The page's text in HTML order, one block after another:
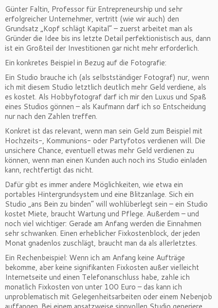
Günter Faltin, Professor für Entrepreneurship und sehr
erfolgreicher Unternehmer, vertritt (wie wir auch) den
Grundsatz „Kopf schlägt Kapital“ – zuerst arbeitet man als
Gründer die Idee bis ins letzte Detail perfektionistisch aus, dann
ist ein Großteil der Investitionen gar nicht mehr erforderlich.
Ein konkretes Beispiel in Bezug auf die Fotografie:
Ein Studio brauche ich (als selbstständiger Fotograf) nur, wenn
ich mit diesem Studio letztlich deutlich mehr Geld verdiene, als
es kostet. Als Hobbyfotograf darf ich mir den Luxus und Spaß
eines Studios gönnen – als Kaufmann darf ich so Entscheidung
nur nach den Zahlen treffen.
Konkret ist das relevant, wenn man sein Geld zum Beispiel mit
Hochzeits-, Kommunions- oder Partyfotos verdienen will. Die
unsichere Chance, eventuell etwas mehr Geld verdienen zu
können, wenn man einen Kunden auch noch ins Studio einladen
kann, rechtfertigt das nicht.
Dafür gibt es immer andere Möglichkeiten, wie etwa ein
portables Hintergrundsystem und eine Blitzanlage. Sich ein
Studio „ans Bein zu binden“ will wohlüberlegt sein – ein Studio
kostet Miete, braucht Wartung und Pflege. Außerdem – und
noch viel wichtiger: Gerade am Anfang werden die Einnahmen
sehr schwanken. Einen erheblicher Fixkostenblock, der jeden
Monat gnadenlos zuschlägt, braucht man da als allerletztes.
Ein Rechenbeispiel: Wenn ich am Anfang keine Aufträge
bekomme, aber keine signifikanten Fixkosten außer vielleicht
Internetseite und einen Telefonanschluss habe, zahle ich
monatlich Fixkosten von unter 100 Euro – das kann ich
unproblematisch mit Gelegenheitsarbeiten oder einem Nebenjob